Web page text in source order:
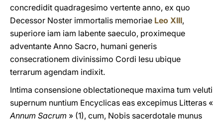
concredidit quadragesimo vertente anno, ex quo
Decessor Noster immortalis memoriae Leo XIII,
superiore iam iam labente saeculo, proximeque
adventante Anno Sacro, humani generis
consecrationem divinissimo Cordi Iesu ubique
terrarum agendam indixit.
Intima consensione oblectationeque maxima tum veluti
supernum nuntium Encyclicas eas excepimus Litteras «
Annum Sacrum » (1), cum, Nobis sacerdotale munus